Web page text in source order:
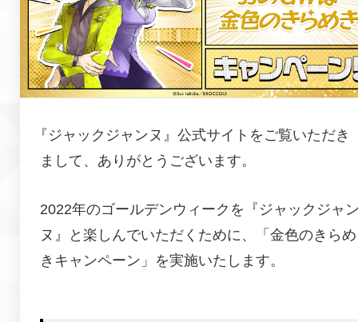
『 ジャックジャンヌ 』公式サイトをご覧いただき
まして、ありがとうございます。
2022年のゴールデンウィークを『ジャックジャ
ヌ』と楽しんでいただくために、「金色のきらめ
きキャンペーン」を実施いたします。